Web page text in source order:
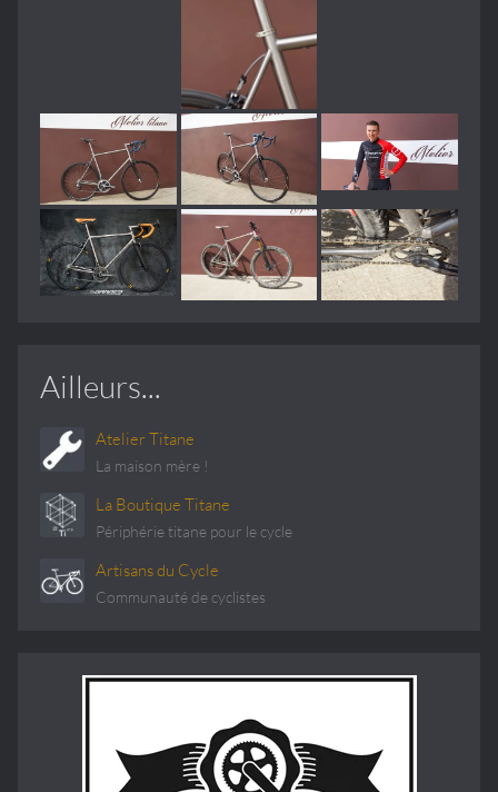
Ailleurs...
Atelier Titane
La maison mère !
La Boutique Titane
Périphérie titane pour le cycle
Artisans du Cycle
Communauté de cyclistes